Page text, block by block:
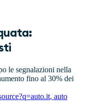
le segnalazioni nella
fino al 30% dei
, auto